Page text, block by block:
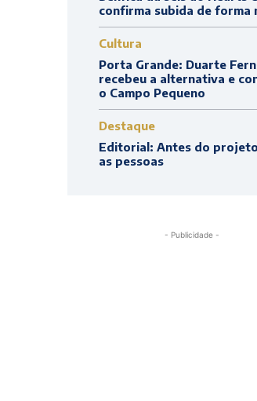
confirma subida de forma
Cultura
Porta Grande: Duarte
recebeu a alternativa e
o Campo Pequeno
Destaque
Editorial: Antes do
as pessoas
- Publicidade -